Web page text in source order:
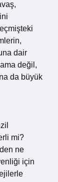
dair
değil,
da büyük
mi?
ne
için